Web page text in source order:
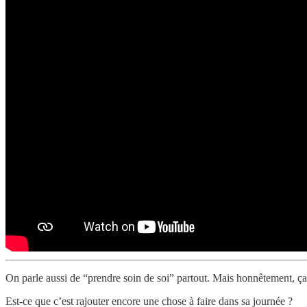
On parle aussi de “prendre soin de soi” partout. Mais honnêtement,
Est-ce que c’est rajouter encore une chose à faire dans sa journée ?